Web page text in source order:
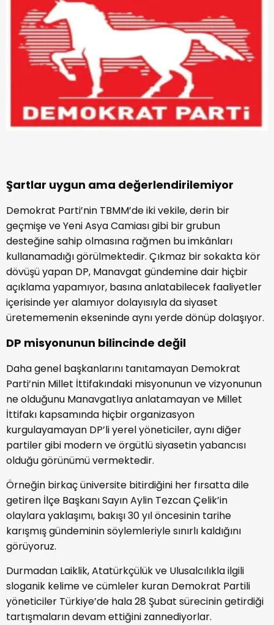
Şartlar uygun ama değerlendirilemiyor
Demokrat Parti’nin TBMM’de iki vekile, derin bir
geçmişe ve Yeni Asya Camiası gibi bir grubun
desteğine sahip olmasına rağmen bu imkânları
kullanamadığı görülmektedir. Çıkmaz bir sokakta kör
dövüşü yapan DP, Manavgat gündemine dair hiçbir
açıklama yapamıyor, basına anlatabilecek faaliyetler
içerisinde yer alamıyor dolayısıyla da siyaset
üretememenin ekseninde aynı yerde dönüp dolaşıyor.
DP misyonunun bilincinde değil
Daha genel başkanlarını tanıtamayan Demokrat
Parti’nin Millet İttifakındaki misyonunun ve vizyonunun
ne olduğunu Manavgatlıya anlatamayan ve Millet
İttifakı kapsamında hiçbir organizasyon
kurgulayamayan DP’li yerel yöneticiler, aynı diğer
partiler gibi modern ve örgütlü siyasetin yabancısı
olduğu görünümü vermektedir.
Örneğin birkaç üniversite bitirdiğini her fırsatta dile
getiren İlçe Başkanı Sayın Aylin Tezcan Çelik’in
olaylara yaklaşımı, bakışı 30 yıl öncesinin tarihe
karışmış gündeminin söylemleriyle sınırlı kaldığını
görüyoruz.
Durmadan Laiklik, Atatürkçülük ve Ulusalcılıkla ilgili
sloganik kelime ve cümleler kuran Demokrat Partili
yöneticiler Türkiye’de hala 28 Şubat sürecinin getirdiği
tartışmaların devam ettiğini zannediyorlar.